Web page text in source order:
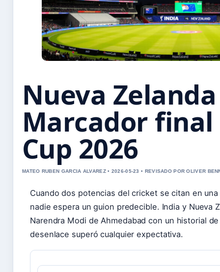
Nueva
Marcador final
Cup 2026
MATEO RUBEN GARCIA ALVAREZ • 2026-05-23 • REVISADO POR OLIVER
Cuando dos potencias del cricket se citan en
nadie espera un guion predecible. India y Nueva
Narendra Modi de Ahmedabad con un historial
desenlace superó cualquier expectativa.